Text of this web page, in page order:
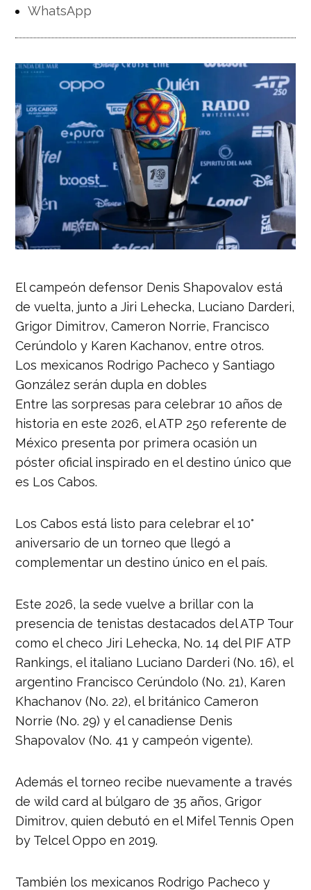
WhatsApp
El campeón defensor Denis Shapovalov está
de vuelta, junto a Jiri Lehecka, Luciano Darderi,
Grigor Dimitrov, Cameron Norrie, Francisco
Cerúndolo y Karen Kachanov, entre otros.
Los mexicanos Rodrigo Pacheco y Santiago
González serán dupla en dobles
Entre las sorpresas para celebrar 10 años de
historia en este 2026, el ATP 250 referente de
México presenta por primera ocasión un
póster oficial inspirado en el destino único que
es Los Cabos.
Los Cabos está listo para celebrar el 10°
aniversario de un torneo que llegó a
complementar un destino único en el país.
Este 2026, la sede vuelve a brillar con la
presencia de tenistas destacados del ATP Tour
como el checo Jiri Lehecka, No. 14 del PIF ATP
Rankings, el italiano Luciano Darderi (No. 16), el
argentino Francisco Cerúndolo (No. 21), Karen
Khachanov (No. 22), el británico Cameron
Norrie (No. 29) y el canadiense Denis
Shapovalov (No. 41 y campeón vigente).
Además el torneo recibe nuevamente a través
de wild card al búlgaro de 35 años, Grigor
Dimitrov, quien debutó en el Mifel Tennis Open
by Telcel Oppo en 2019.
También los mexicanos Rodrigo Pacheco y